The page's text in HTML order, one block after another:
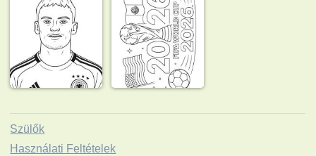
Szülők
Használati Feltételek